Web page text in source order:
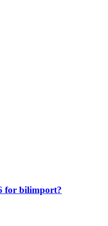
for bilimport?